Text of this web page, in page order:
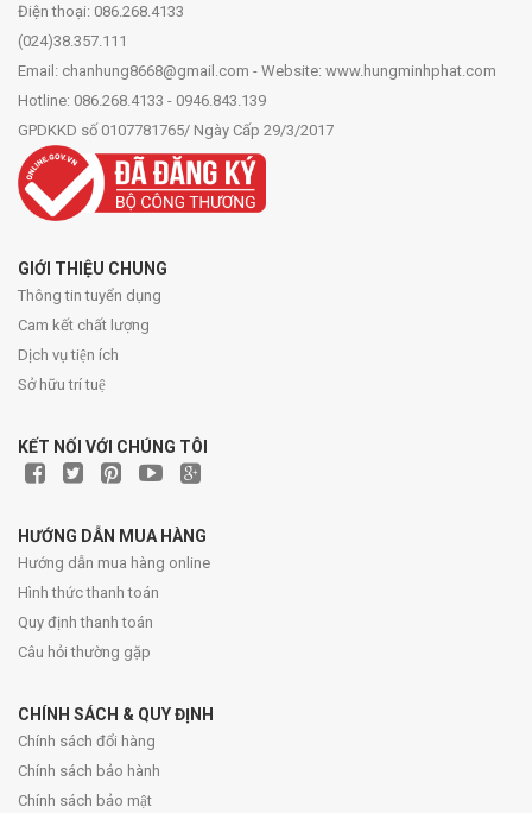
Điện thoại: 086.268.4133
(024)38.357.111
Email: chanhung8668@gmail.com - Website: www.hungminhphat.com
Hotline: 086.268.4133 - 0946.843.139
GPDKKD số 0107781765/ Ngày Cấp 29/3/2017
GIỚI THIỆU CHUNG
Thông tin tuyển dụng
Cam kết chất lượng
Dịch vụ tiện ích
Sở hữu trí tuệ
KẾT NỐI VỚI CHÚNG TÔI
HƯỚNG DẪN MUA HÀNG
Hướng dẫn mua hàng online
Hình thức thanh toán
Quy định thanh toán
Câu hỏi thường gặp
CHÍNH SÁCH & QUY ĐỊNH
Chính sách đổi hàng
Chính sách bảo hành
Chính sách bảo mật